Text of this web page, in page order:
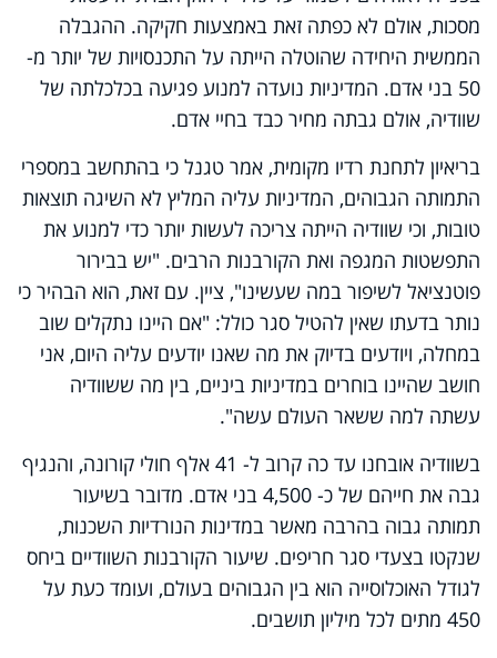
מסכות, אולם לא כפתה זאת באמצעות חקיקה. ההגבלה
הממשית היחידה שהוטלה הייתה על התכנסויות של יותר מ-
50 בני אדם. המדיניות נועדה למנוע פגיעה בכלכלתה של
שוודיה, אולם גבתה מחיר כבד בחיי אדם.
בריאיון לתחנת רדיו מקומית, אמר טגנל כי בהתחשב במספרי
התמותה הגבוהים, המדיניות עליה המליץ לא השיגה תוצאות
טובות, וכי שוודיה הייתה צריכה לעשות יותר כדי למנוע את
התפשטות המגפה ואת הקורבנות הרבים. "יש בבירור
פוטנציאל לשיפור במה שעשינו", ציין. עם זאת, הוא הבהיר כי
נותר בדעתו שאין להטיל סגר כולל: "אם היינו נתקלים שוב
במחלה, ויודעים בדיוק את מה שאנו יודעים עליה היום, אני
חושב שהיינו בוחרים במדיניות ביניים, בין מה ששוודיה
עשתה למה ששאר העולם עשה".
בשוודיה אובחנו עד כה קרוב ל- 41 אלף חולי קורונה, והנגיף
גבה את חייהם של כ- 4,500 בני אדם. מדובר בשיעור
תמותה גבוה בהרבה מאשר במדינות הנורדיות השכנות,
שנקטו בצעדי סגר חריפים. שיעור הקורבנות השוודיים ביחס
לגודל האוכלוסייה הוא בין הגבוהים בעולם, ועומד כעת על
450 מתים לכל מיליון תושבים.